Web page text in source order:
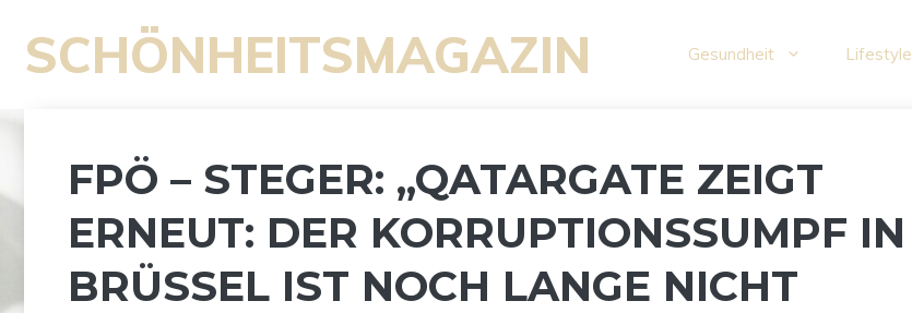
Inhalt
springen
SCHÖNHEITSMAGAZIN Gesundheit Lifestyle
FPÖ – STEGER: „QATARGATE ZEIGT
ERNEUT: DER KORRUPTIONSSUMPF IN
BRÜSSEL IST NOCH LANGE NICHT